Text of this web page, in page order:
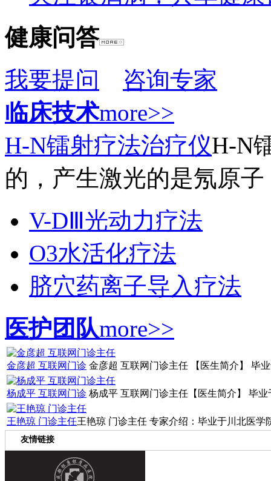
健康问答
我要提问
咨询专家
临床技术more>>
H-N镭射疗法治疗仪H-N
的，产生激光的是氖原子
V-DⅢ光动力疗法
O3水活化疗法
脐穴药离子导入疗法
医护团队more>>
金彦超 互联网门诊 金彦超 互联网门诊主任 【医生简介】 毕
杨成平 互联网门诊 杨成平 互联网门诊主任【医生简介】 毕
王艳琼 门诊主任王艳琼 门诊主任 专家介绍：毕业于川北医学
友情链接